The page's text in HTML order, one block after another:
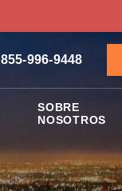
855-996-9448
SOBRE
NOSOTROS